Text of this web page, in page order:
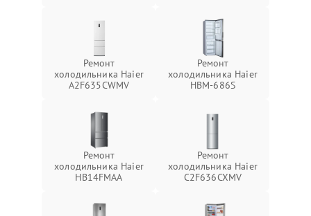
Ремонт
холодильника Haier
A2F635CWMV
Ремонт
холодильника Haier
HBM-686S
Ремонт
холодильника Haier
HB14FMAA
Ремонт
холодильника Haier
C2F636CXMV